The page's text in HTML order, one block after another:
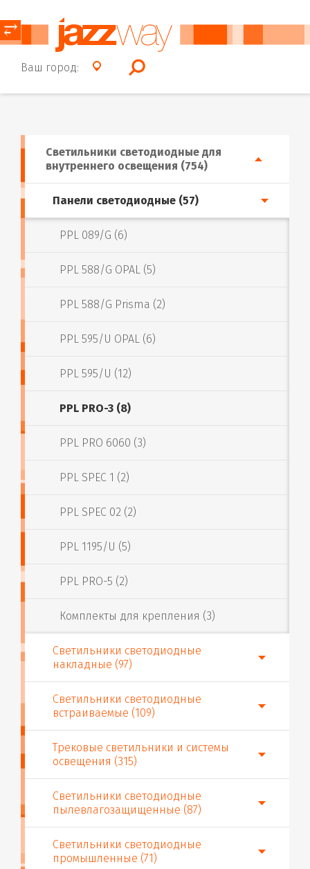
Ваш город:
⥂
Светильники светодиодные для
внутреннего освещения (754)
Панели светодиодные (57)
PPL 089/G (6)
PPL 588/G OPAL (5)
PPL 588/G Prisma (2)
PPL 595/U OPAL (6)
PPL 595/U (12)
PPL PRO-3 (8)
PPL PRO 6060 (3)
PPL SPEC 1 (2)
PPL SPEC 02 (2)
PPL 1195/U (5)
PPL PRO-5 (2)
Комплекты для крепления (3)
Светильники светодиодные
накладные (97)
Светильники светодиодные
встраиваемые (109)
Трековые светильники и системы
освещения (315)
Светильники светодиодные
пылевлагозащищенные (87)
Светильники светодиодные
промышленные (71)